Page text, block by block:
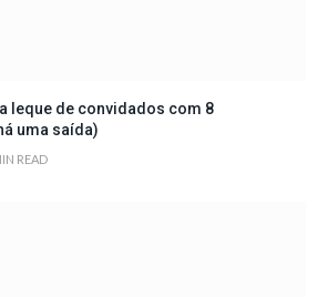
leque de convidados com 8
uma saída)
READ